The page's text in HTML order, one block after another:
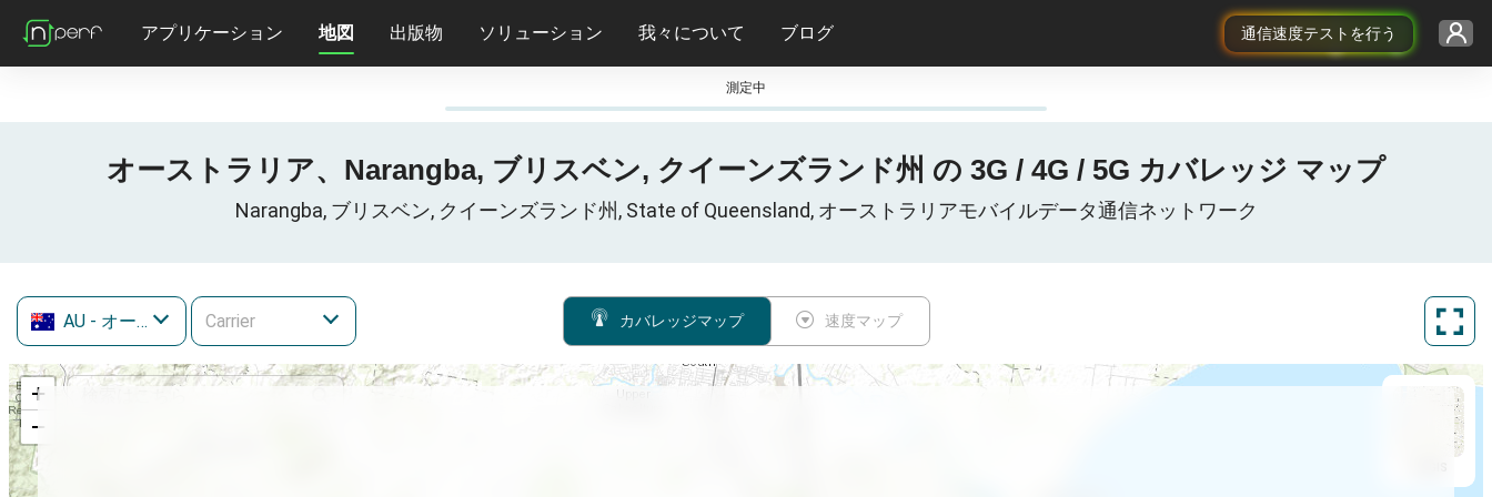
通信速度テストを行う
アプリケーション 地図 出版物 ソリューション 我々について ブログ
測定中
オーストラリア、Narangba, ブリスベン, クイーンズランド州 の 3G / 4G / 5G カバレッジ マップ
Narangba, ブリスベン, クイーンズランド州, State of Queensland, オーストラリアモバイルデータ通信ネットワーク
AU - オーストラリア カバレッジマップ 速度マップ
+
−